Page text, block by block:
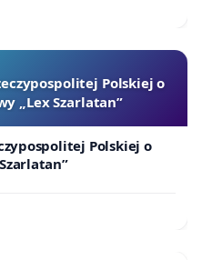
Polskiej o
„Lex Szarlatan”
Polskiej o